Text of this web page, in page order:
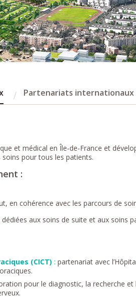
Partenariats internationaux
et médical en Île-de-France et
soins pour tous les patients.
:
en cohérence avec les parcours de
aux soins de suite et aux soins
(CICT) : partenariat avec
pour le diagnostic, la recherche